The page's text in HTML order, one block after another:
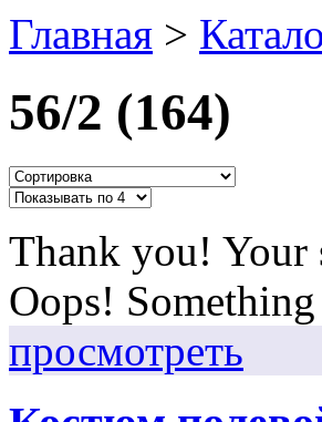
Главная >
56/2 (164)
Thank you! Your
Oops!
просмотреть